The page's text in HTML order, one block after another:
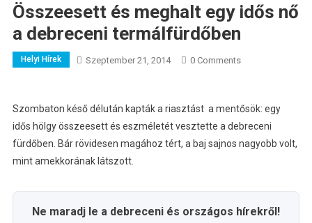
Összeesett és meghalt egy idős nő
a debreceni termálfürdőben
Helyi Hírek Szeptember 21, 2014 0 Comments
Szombaton késő délután kapták a riasztást a mentősök: egy
idős hölgy összeesett és eszméletét vesztette a debreceni
fürdőben. Bár rövidesen magához tért, a baj sajnos nagyobb volt,
mint amekkorának látszott.
Ne maradj le a debreceni és országos hírekről!